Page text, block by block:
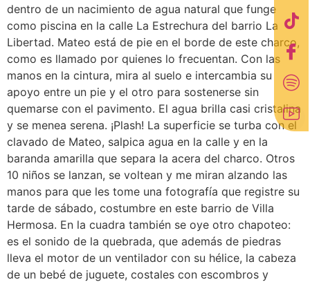
dentro de un nacimiento de agua natural que funge
como piscina en la calle La Estrechura del barrio La
Libertad. Mateo está de pie en el borde de este charco,
como es llamado por quienes lo frecuentan. Con las
manos en la cintura, mira al suelo e intercambia su
apoyo entre un pie y el otro para sostenerse sin
quemarse con el pavimento. El agua brilla casi cristalina
y se menea serena. ¡Plash! La superficie se turba con el
clavado de Mateo, salpica agua en la calle y en la
baranda amarilla que separa la acera del charco. Otros
10 niños se lanzan, se voltean y me miran alzando las
manos para que les tome una fotografía que registre su
tarde de sábado, costumbre en este barrio de Villa
Hermosa. En la cuadra también se oye otro chapoteo:
es el sonido de la quebrada, que además de piedras
lleva el motor de un ventilador con su hélice, la cabeza
de un bebé de juguete, costales con escombros y